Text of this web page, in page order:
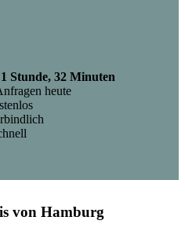
1 Stunde, 32 Minuten
heute
von Hamburg